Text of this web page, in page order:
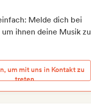
Melde dich bei
ihnen deine Musik zu
um mit uns in Kontakt zu
treten